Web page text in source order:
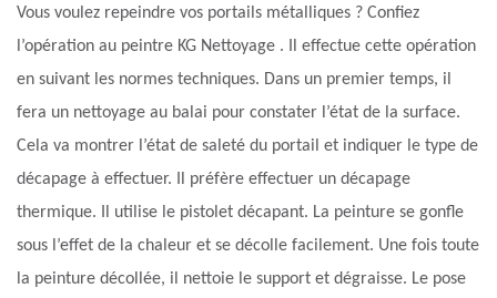
Vous voulez repeindre vos portails métalliques ? Confiez
l’opération au peintre KG Nettoyage . Il effectue cette opération
en suivant les normes techniques. Dans un premier temps, il
fera un nettoyage au balai pour constater l’état de la surface.
Cela va montrer l’état de saleté du portail et indiquer le type de
décapage à effectuer. Il préfère effectuer un décapage
thermique. Il utilise le pistolet décapant. La peinture se gonfle
sous l’effet de la chaleur et se décolle facilement. Une fois toute
la peinture décollée, il nettoie le support et dégraisse. Le pose